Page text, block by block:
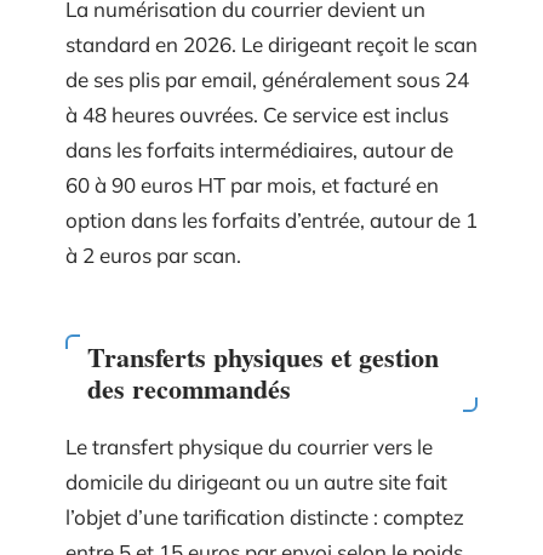
La numérisation du courrier devient un
standard en 2026. Le dirigeant reçoit le scan
de ses plis par email, généralement sous 24
à 48 heures ouvrées. Ce service est inclus
dans les forfaits intermédiaires, autour de
60 à 90 euros HT par mois, et facturé en
option dans les forfaits d’entrée, autour de 1
à 2 euros par scan.
Transferts physiques et gestion
des recommandés
Le transfert physique du courrier vers le
domicile du dirigeant ou un autre site fait
l’objet d’une tarification distincte : comptez